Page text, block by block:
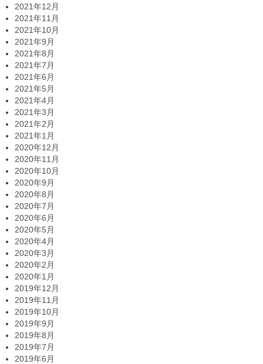
2021年12月
2021年11月
2021年10月
2021年9月
2021年8月
2021年7月
2021年6月
2021年5月
2021年4月
2021年3月
2021年2月
2021年1月
2020年12月
2020年11月
2020年10月
2020年9月
2020年8月
2020年7月
2020年6月
2020年5月
2020年4月
2020年3月
2020年2月
2020年1月
2019年12月
2019年11月
2019年10月
2019年9月
2019年8月
2019年7月
2019年6月